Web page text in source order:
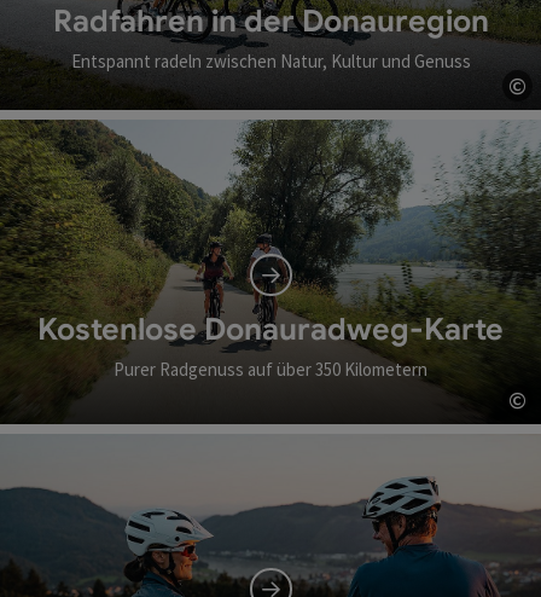
Radfahren in der Donauregion
Entspannt radeln zwischen Natur, Kultur und Genuss
©
Kostenlose Donauradweg-Karte
Purer Radgenuss auf über 350 Kilometern
©